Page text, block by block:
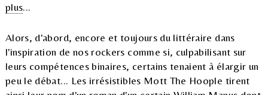
plus...
Alors, d'abord, encore et toujours du littéraire dans
l'inspiration de nos rockers comme si, culpabilisant sur
leurs compétences binaires, certains tenaient à élargir un
peu le débat... Les irrésistibles Mott The Hoople tirent